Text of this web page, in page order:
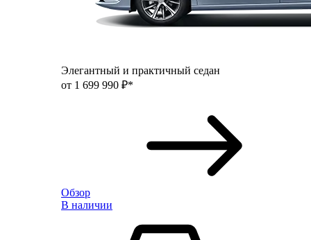
Элегантный и практичный седан
от 1 699 990 ₽*
Обзор
В наличии